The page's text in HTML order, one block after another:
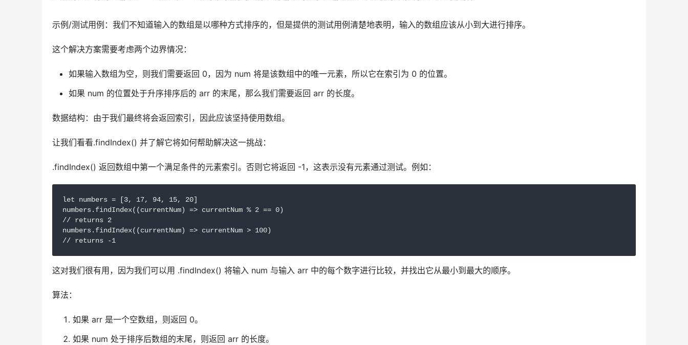
示例/测试用例：我们不知道输入的数组是以哪种方式排序的，但是提供的测试用例清楚地表明，输入的数组应该从小到大进行排序。
这个解决方案需要考虑两个边界情况：
如果输入数组为空，则我们需要返回 0，因为 num 将是该数组中的唯一元素，所以它在索引为 0 的位置。
如果 num 的位置处于升序排序后的 arr 的末尾，那么我们需要返回 arr 的长度。
数据结构：由于我们最终将会返回索引，因此应该坚持使用数组。
让我们看看.findIndex() 并了解它将如何帮助解决这一挑战：
.findIndex() 返回数组中第一个满足条件的元素索引。否则它将返回 -1，这表示没有元素通过测试。例如：
let numbers = [3, 17, 94, 15, 20]
numbers.findIndex((currentNum) => currentNum % 2 == 0)
// returns 2
numbers.findIndex((currentNum) => currentNum > 100)
// returns -1
这对我们很有用，因为我们可以用 .findIndex() 将输入 num 与输入 arr 中的每个数字进行比较，并找出它从最小到最大的顺序。
算法：
如果 arr 是一个空数组，则返回 0。
如果 num 处于排序后数组的末尾，则返回 arr 的长度。